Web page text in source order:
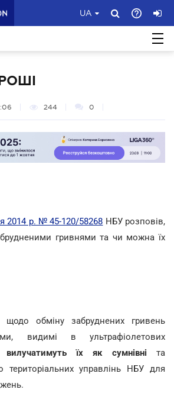
UA
244 0
2014 р. № 45-120/58268 НБУ розповів,
гривнями та чи можна їх
обміну забруднених гривень
видимі в ультрафіолетових
вилучатимуть їх як сумнівні та
територіальних управлінь НБУ для